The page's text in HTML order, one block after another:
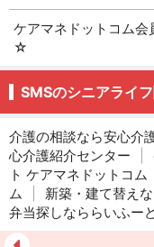
ケアマネドットコム
☆
SMSのシニアライ
介護の相談なら安心介
心介護紹介センター
ト ケアマネドットコム
ム
新築・建て替え
弁当探しなららいふー